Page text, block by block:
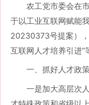
农工党市委会在市
于以工业互联网赋能
20230373号提案）
互联网人才培养引进”
一、抓好人才政
一是加大高层次人